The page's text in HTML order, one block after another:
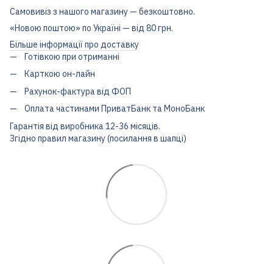
Самовивіз з нашого магазину — безкоштовно.
«Новою поштою» по Україні — від 80 грн.
Більше інформації про доставку
Готівкою при отриманні
Карткою он-лайн
Рахунок-фактура від ФОП
Оплата частинами ПриватБанк та МоноБанк
Гарантія від виробника 12-36 місяців.
Згідно правил магазину (посилання в шапці)